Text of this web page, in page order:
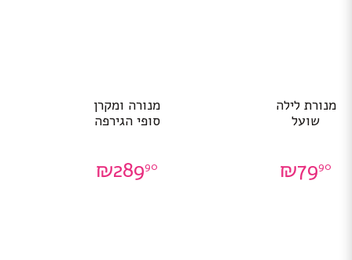
מנורת לילה
שועל
₪7990
מנורה ומקרן
סופי הגירפה
₪28990